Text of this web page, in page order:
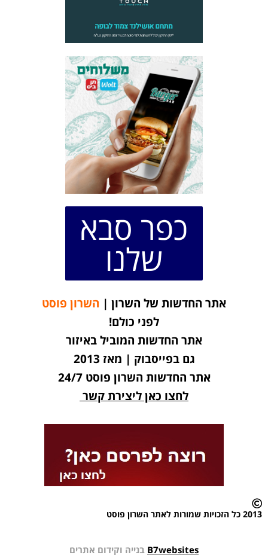
כפר סבא
שלנו
אתר החדשות של השרון | השרון פוסט
לפני כולם!
אתר החדשות המוביל באיזור
גם בפייסבוק | מאז 2013
אתר החדשות השרון פוסט 24/7
לחצו כאן ליצירת קשר
2013 כל הזכויות שמורות לאתר השרון פוסט
B7websites